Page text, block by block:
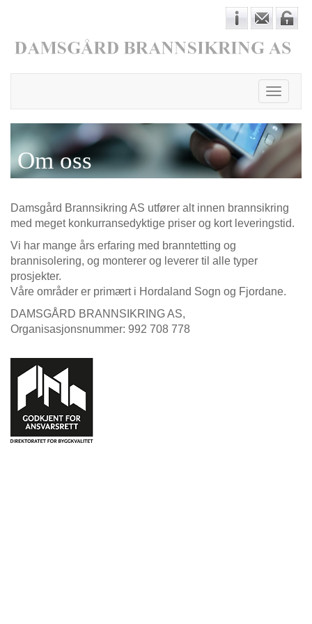
Toggle
Om oss
Damsgård Brannsikring AS utfører alt innen brannsikring
med meget konkurransedyktige priser og kort leveringstid.
Vi har mange års erfaring med branntetting og
brannisolering, og monterer og leverer til alle typer
prosjekter.
Våre områder er primært i Hordaland Sogn og Fjordane.
DAMSGÅRD BRANNSIKRING AS,
Organisasjonsnummer: 992 708 778